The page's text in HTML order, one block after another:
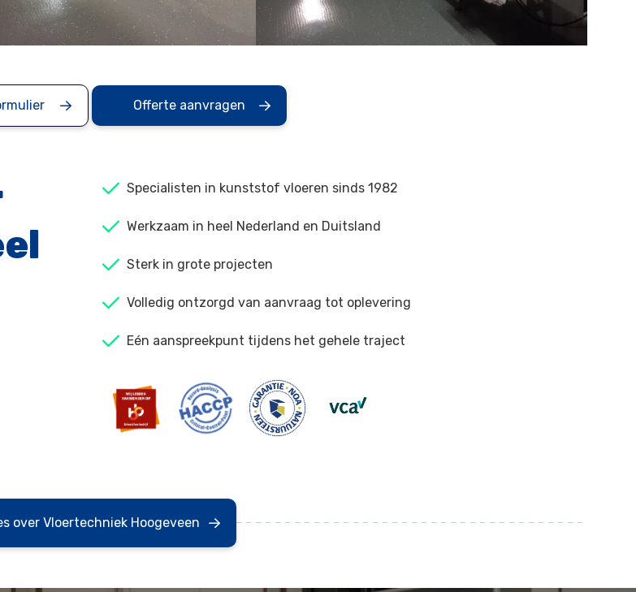
Offerte aanvragen
Specialisten in kunststof vloeren sinds 1982
Werkzaam in heel Nederland en Duitsland
Sterk in grote projecten
Volledig ontzorgd van aanvraag tot oplevering
Eén aanspreekpunt tijdens het gehele traject
over Vloertechniek Hoogeveen